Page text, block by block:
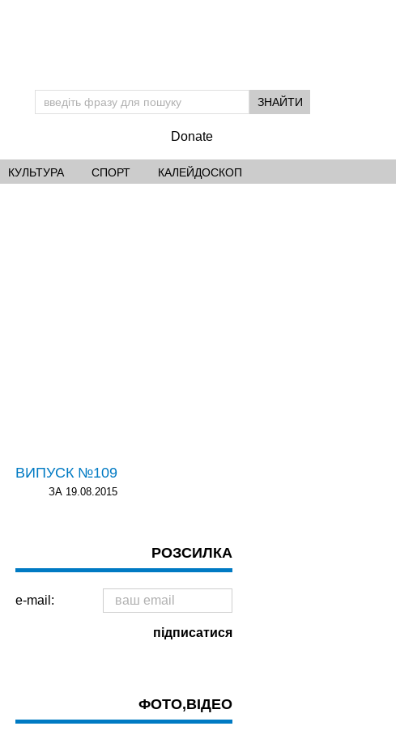
Donate
КУЛЬТУРА СПОРТ КАЛЕЙДОСКОП
ВИПУСК №109
ЗА 19.08.2015
РОЗСИЛКА
e-mail:
ФОТО,ВІДЕО